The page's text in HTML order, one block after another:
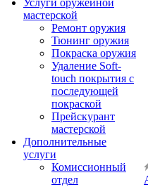
Услуги оружейной
мастерской
Ремонт оружия
Тюнинг оружия
Покраска оружия
Удаление Soft-
touch покрытия с
последующей
покраской
Прейскурант
мастерской
Дополнительные
услуги
Комиссионный
отдел